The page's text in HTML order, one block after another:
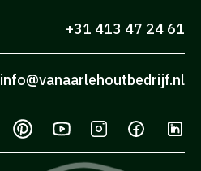
+31 413 47 24 61
info@vanaarlehoutbedrijf.nl